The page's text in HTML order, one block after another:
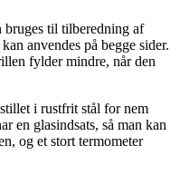
til tilberedning af
anvendes på begge sider.
fylder mindre, når den
i rustfrit stål for nem
en glasindsats, så man kan
og et stort termometer